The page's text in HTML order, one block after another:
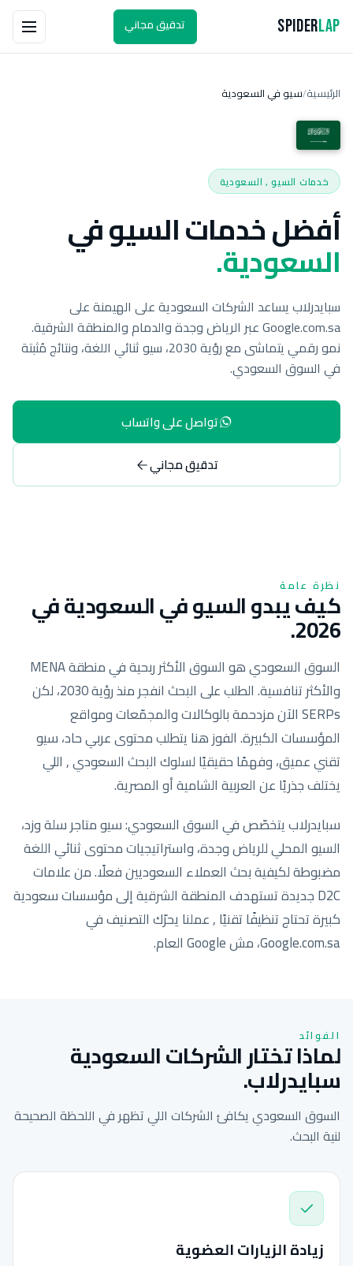
SpiderLap تدقيق مجاني
الرئيسية/سيو في السعودية
خدمات السيو , السعودية
أفضل خدمات السيو في
السعودية.
سبايدرلاب يساعد الشركات السعودية على الهيمنة على
Google.com.sa عبر الرياض وجدة والدمام والمنطقة الشرقية.
نمو رقمي يتماشى مع رؤية 2030، سيو ثنائي اللغة، ونتائج مُثبتة
في السوق السعودي.
تواصل على واتساب
تدقيق مجاني
نظرة عامة
كيف يبدو السيو في السعودية في
2026.
السوق السعودي هو السوق الأكثر ربحية في منطقة MENA
والأكثر تنافسية. الطلب على البحث انفجر منذ رؤية 2030، لكن
SERPs الآن مزدحمة بالوكالات والمجمّعات ومواقع
المؤسسات الكبيرة. الفوز هنا يتطلب محتوى عربي حاد، سيو
تقني عميق، وفهمًا حقيقيًا لسلوك البحث السعودي , اللي
يختلف جذريًا عن العربية الشامية أو المصرية.
سبايدرلاب يتخصّص في السوق السعودي: سيو متاجر سلة وزد،
السيو المحلي للرياض وجدة، واستراتيجيات محتوى ثنائي اللغة
مضبوطة لكيفية بحث العملاء السعوديين فعلًا. من علامات
D2C جديدة تستهدف المنطقة الشرقية إلى مؤسسات سعودية
كبيرة تحتاج تنظيفًا تقنيًا , عملنا يحرّك التصنيف في
Google.com.sa، مش Google العام.
الفوائد
لماذا تختار الشركات السعودية
سبايدرلاب.
السوق السعودي يكافئ الشركات اللي تظهر في اللحظة الصحيحة
لنية البحث.
زيادة الزيارات العضوية